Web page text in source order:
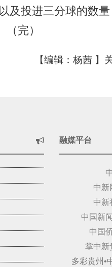
及投进三分球的数
完）
【编辑：杨茜 】
融媒平台
中新
中新
中国新
中国
掌中新
多彩贵州•